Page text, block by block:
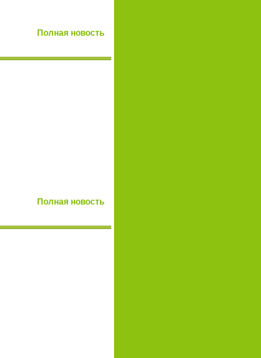
Полная новость
Полная новость